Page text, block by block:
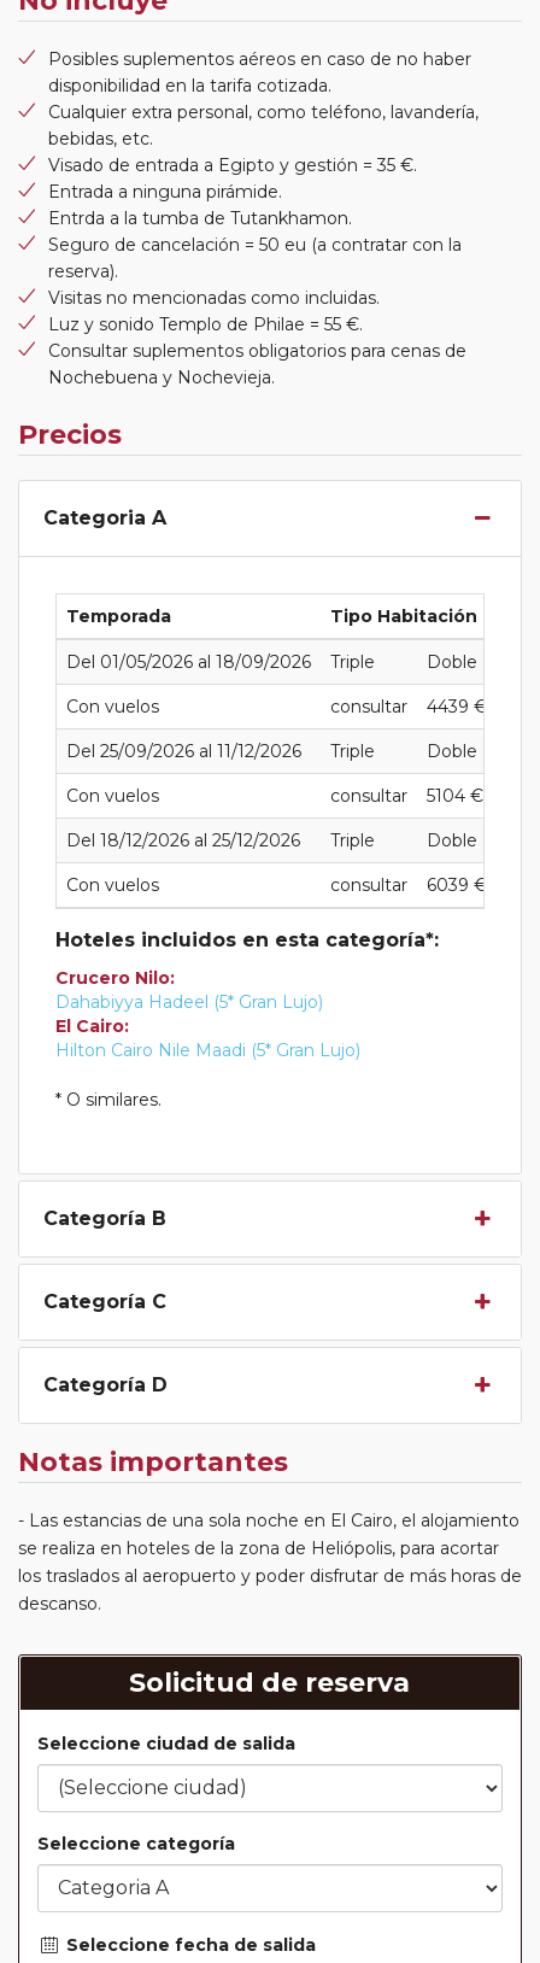
Posibles suplementos aéreos en caso de no haber
disponibilidad en la tarifa cotizada.
Cualquier extra personal, como teléfono, lavandería,
bebidas, etc.
Visado de entrada a Egipto y gestión = 35 €.
Entrada a ninguna pirámide.
Entrda a la tumba de Tutankhamon.
Seguro de cancelación = 50 eu (a contratar con la
reserva).
Visitas no mencionadas como incluidas.
Luz y sonido Templo de Philae = 55 €.
Consultar suplementos obligatorios para cenas de
Nochebuena y Nochevieja.
Precios
Categoria A
Temporada Tipo Habitación
Del 01/05/2026 al 18/09/2026 Triple Doble
Con vuelos consultar 4439 €
Del 25/09/2026 al 11/12/2026 Triple Doble
Con vuelos consultar 5104 €
Del 18/12/2026 al 25/12/2026 Triple Doble
Con vuelos consultar 6039 €
Hoteles incluidos en esta categoría*:
Crucero Nilo:
Dahabiyya Hadeel (5* Gran Lujo)
El Cairo:
Hilton Cairo Nile Maadi (5* Gran Lujo)
* O similares.
Categoría B
Categoría C
Categoría D
Notas importantes
- Las estancias de una sola noche en El Cairo, el alojamiento
se realiza en hoteles de la zona de Heliópolis, para acortar
los traslados al aeropuerto y poder disfrutar de más horas de
descanso.
Solicitud de reserva
Seleccione ciudad de salida
Seleccione categoría
Seleccione fecha de salida